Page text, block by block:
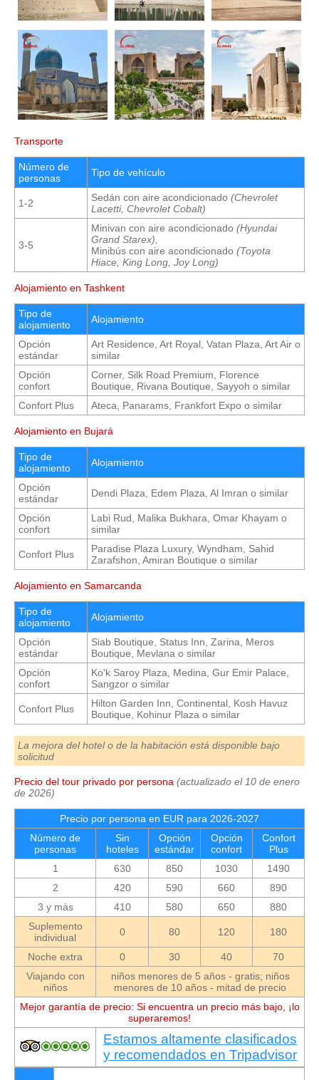
Transporte
Número de
personas
Tipo de vehículo
1-2 Sedán con aire acondicionado (Chevrolet
Lacetti, Chevrolet Cobalt)
3-5
Minivan con aire acondicionado (Hyundai
Grand Starex),
Minibús con aire acondicionado (Toyota
Hiace, King Long, Joy Long)
Alojamiento en Tashkent
Tipo de
alojamiento
Alojamiento
Opción
estándar
Art Residence, Art Royal, Vatan Plaza, Art Air o
similar
Opción
confort
Corner, Silk Road Premium, Florence
Boutique, Rivana Boutique, Sayyoh o similar
Confort Plus
Ateca, Panarams, Frankfort Expo o similar
Alojamiento en Bujará
Tipo de
alojamiento
Alojamiento
Opción
estándar
Dendi Plaza, Edem Plaza, Al Imran o similar
Opción
confort
Labi Rud, Malika Bukhara, Omar Khayam o
similar
Confort Plus
Paradise Plaza Luxury, Wyndham, Sahid
Zarafshon, Amiran Boutique o similar
Alojamiento en Samarcanda
Tipo de
alojamiento
Alojamiento
Opción
estándar
Siab Boutique, Status Inn, Zarina, Meros
Boutique, Mevlana o similar
Opción
confort
Ko'k Saroy Plaza, Medina, Gur Emir Palace,
Sangzor o similar
Confort Plus
Hilton Garden Inn, Continental, Kosh Havuz
Boutique, Kohinur Plaza o similar
La mejora del hotel o de la habitación está disponible bajo
solicitud
Precio del tour privado por persona (actualizado el 10 de enero
de 2026)
Precio por persona en EUR para 2026-2027
Número de
personas
Sin
hoteles
Opción
estándar
Opción
confort
Confort
Plus
1
630 850 1030
1490
2
420 590 660
890
3 y más
410 580 650
880
Suplemento
individual
0 80 120 180
Noche extra 0 30 40
70
Viajando con
niños
niños menores de 5 años - gratis; niños
menores de 10 años - mitad de precio
Mejor garantía de precio: Si encuentra un precio más bajo, ¡lo
superaremos!
Estamos altamente clasificados
y recomendados en Tripadvisor